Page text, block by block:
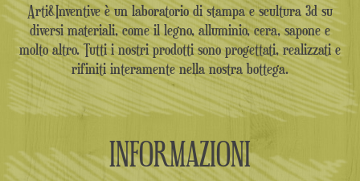
Arti&Inventive è un laboratorio di stampa e scultura 3d su
diversi materiali, come il legno, alluminio, cera, sapone e
molto altro. Tutti i nostri prodotti sono progettati, realizzati e
rifiniti interamente nella nostra bottega.
INFORMAZIONI